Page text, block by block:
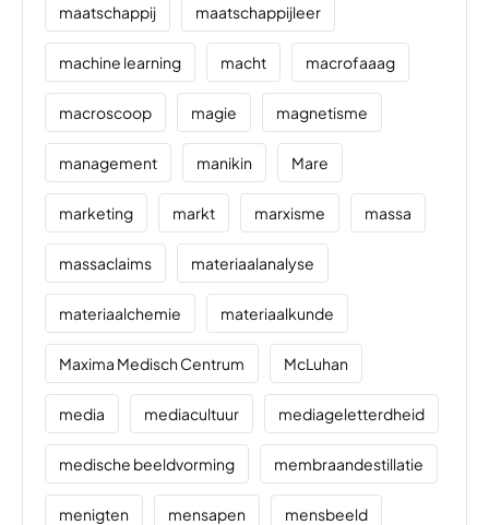
maatschappij maatschappijleer
machine learning macht macrofaaag
macroscoop magie magnetisme
management manikin Mare
marketing markt marxisme massa
massaclaims materiaalanalyse
materiaalchemie materiaalkunde
Maxima Medisch Centrum McLuhan
media mediacultuur mediageletterdheid
medische beeldvorming membraandestillatie
menigten mensapen mensbeeld